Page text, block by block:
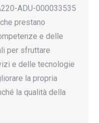
ADU-000033535
prestano
e delle
per sfruttare
e delle tecnologie
la propria
la qualità della